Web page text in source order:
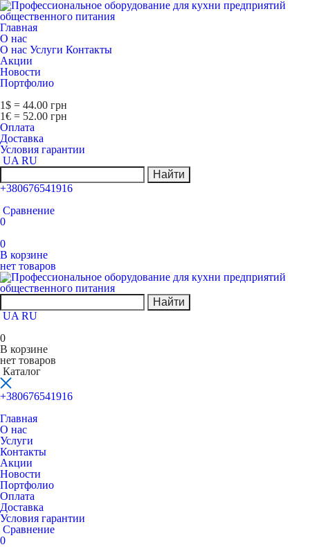
Главная
О нас
О нас Услуги Контакты
Акции
Новости
Портфолио
1$ = 44.00 грн
1€ = 52.00 грн
Оплата
Доставка
Условия гарантии
UA RU
Найти
+380676541916
Сравнение
0
0
В корзине
нет товаров
Найти
UA RU
0
В корзине
нет товаров
Каталог
+380676541916
Главная
О нас
Услуги
Контакты
Акции
Новости
Портфолио
Оплата
Доставка
Условия гарантии
Сравнение
0